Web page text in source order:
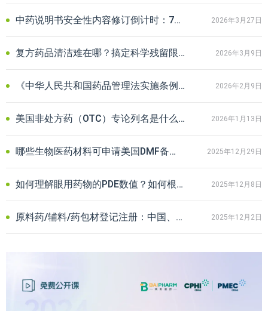
中药说明书安全性内容修订倒计时：7月起，“尚不明确”将不予再注册！ 2026年3月27日
复方药品清洁难在哪？搞定科学残留限度，您只差一份PDE报告 2026年3月9日
《中华人民共和国药品管理法实施条例》最新修订版正式发布｜附解读 2026年2月9日
美国非处方药（OTC）专论列名是什么？一文读懂FDA监管体系与合规路径 2026年1月13日
哪些生物医药材料可申请美国DMF备案？细胞/外泌体/质粒等常见材料汇总 2025年12月29日
如何理解眼用药物的PDE数值？如何根据不同应用场景选择评估和计算方法？ 2025年12月8日
原料药/辅料/药包材登记注册：中国、美国、欧盟、日本及韩国DMF制度解析 2025年12月2日